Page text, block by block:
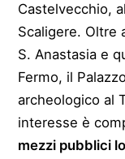
Castelvecchio,
Scaligere. Oltre
S. Anastasia e
Fermo, il
archeologico al
interesse è
mezzi pubblici